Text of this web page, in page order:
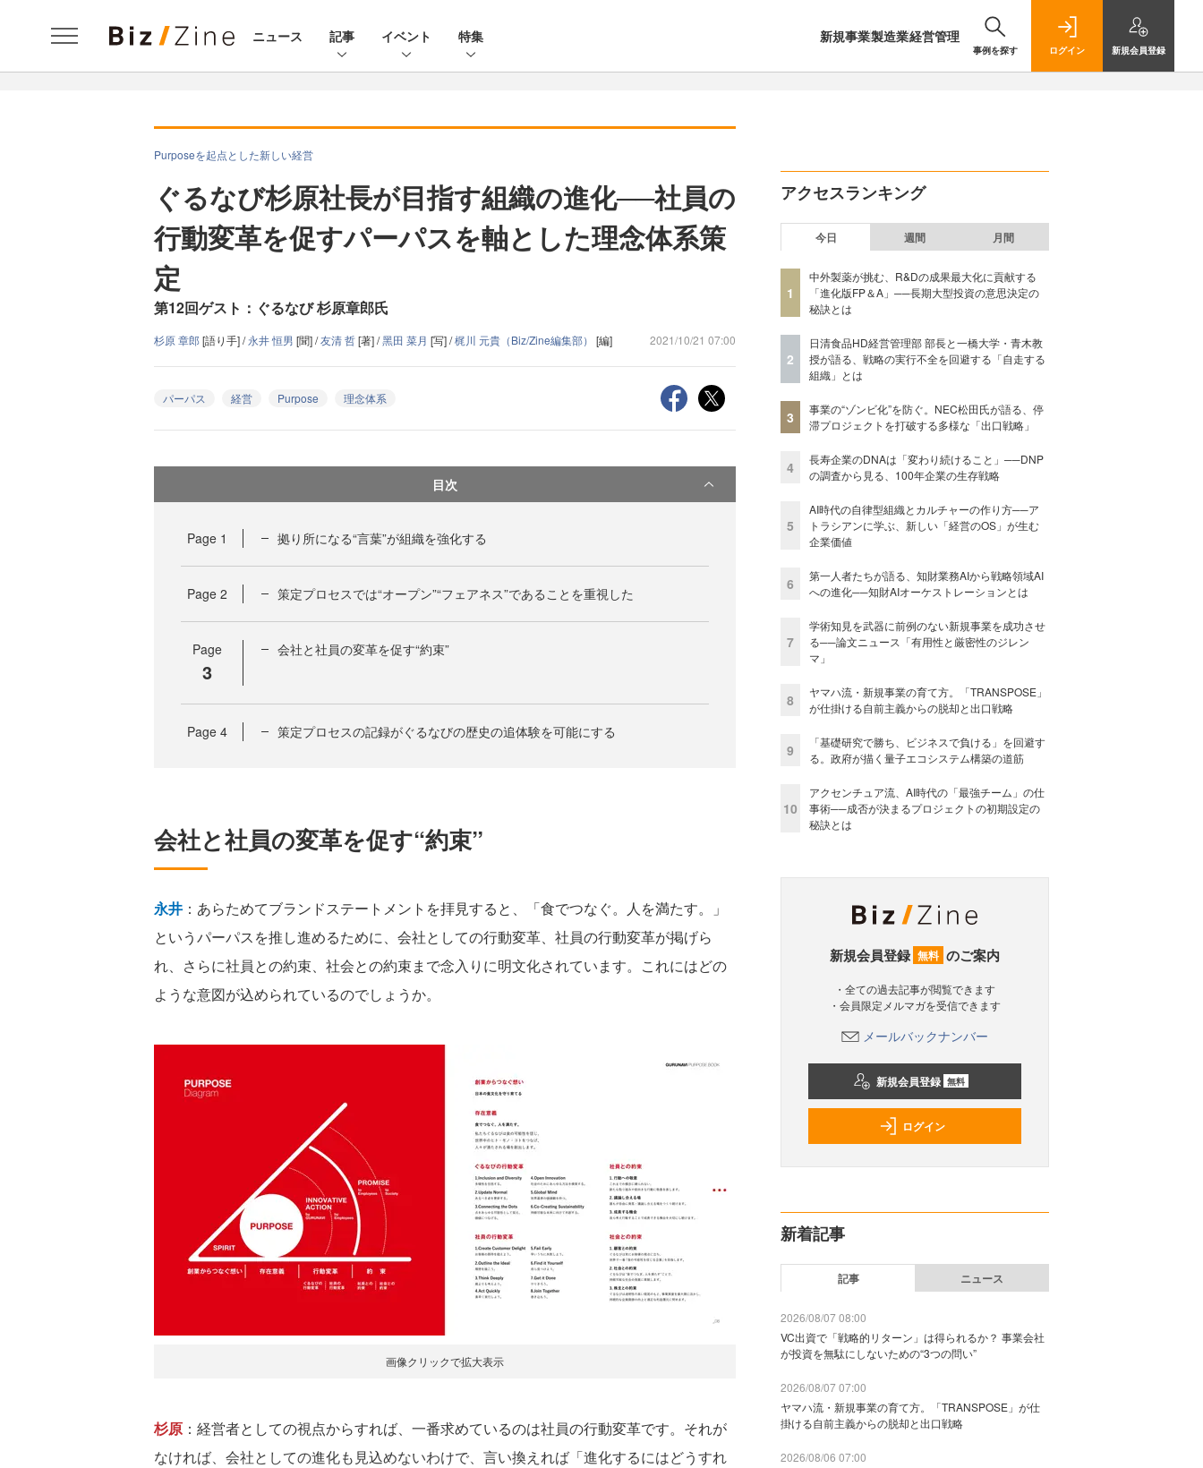
ニュース 記事 イベント 特集 新規事業製造業経営管理
事例を探す ログイン 新規会員登録
Purposeを起点とした新しい経営
ぐるなび杉原社長が目指す組織の進化──社員の
行動変革を促すパーパスを軸とした理念体系策
定
第12回ゲスト：ぐるなび 杉原章郎氏
杉原 章郎[語り手] /永井 恒男 [聞] /友清 哲[著] /黑田 菜月 [写] /梶川 元貴（Biz/Zine編集部） [編] 2021/10/21 07:00
パーパス 経営 Purpose 理念体系
目次
Page 1 拠り所になる“言葉”が組織を強化する
Page 2 策定プロセスでは“オープン”“フェアネス”であることを重視した
Page
3
会社と社員の変革を促す“約束”
Page 4 策定プロセスの記録がぐるなびの歴史の追体験を可能にする
会社と社員の変革を促す“約束”
永井 ：あらためてブランドステートメントを拝見すると、「食でつなぐ。人を満たす。」
というパーパスを推し進めるために、会社としての行動変革、社員の行動変革が掲げら
れ、さらに社員との約束、社会との約束まで念入りに明文化されています。これにはどの
ような意図が込められているのでしょうか。
画像クリックで拡大表示
杉原 ：経営者としての視点からすれば、一番求めているのは社員の行動変革です。それが
なければ、会社としての進化も見込めないわけで、言い換えれば「進化するにはどうすれ
アクセスランキング
今日 週間 月間
1
中外製薬が挑む、R&Dの成果最大化に貢献する
「進化版FP＆A」──長期大型投資の意思決定の
秘訣とは
2
日清食品HD経営管理部 部長と一橋大学・青木教
授が語る、戦略の実行不全を回避する「自走する
組織」とは
3
事業の“ゾンビ化”を防ぐ。NEC松田氏が語る、停
滞プロジェクトを打破する多様な「出口戦略」
4
長寿企業のDNAは「変わり続けること」──DNP
の調査から見る、100年企業の生存戦略
5
AI時代の自律型組織とカルチャーの作り方──ア
トラシアンに学ぶ、新しい「経営のOS」が生む
企業価値
6
第一人者たちが語る、知財業務AIから戦略領域AI
への進化──知財AIオーケストレーションとは
7
学術知見を武器に前例のない新規事業を成功させ
る──論文ニュース「有用性と厳密性のジレン
マ」
8
ヤマハ流・新規事業の育て方。「TRANSPOSE」
が仕掛ける自前主義からの脱却と出口戦略
9
「基礎研究で勝ち、ビジネスで負ける」を回避す
る。政府が描く量子エコシステム構築の道筋
10
アクセンチュア流、AI時代の「最強チーム」の仕
事術──成否が決まるプロジェクトの初期設定の
秘訣とは
新規会員登録 無料 のご案内
・全ての過去記事が閲覧できます
・会員限定メルマガを受信できます
メールバックナンバー
新規会員登録 無料
ログイン
新着記事
記事 ニュース
2026/08/07 08:00
VC出資で「戦略的リターン」は得られるか？ 事業会社
が投資を無駄にしないための“3つの問い”
2026/08/07 07:00
ヤマハ流・新規事業の育て方。「TRANSPOSE」が仕
掛ける自前主義からの脱却と出口戦略
2026/08/06 07:00